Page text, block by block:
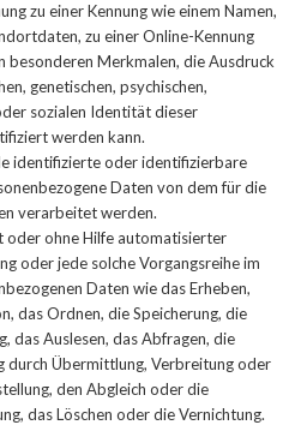
zu einer Kennung wie einem Namen,
zu einer Online-Kennung
besonderen Merkmalen, die Ausdruck
genetischen, psychischen,
sozialen Identität dieser
werden kann.
identifizierte oder identifizierbare
Daten von dem für die
verarbeitet werden.
ohne Hilfe automatisierter
oder jede solche Vorgangsreihe im
Daten wie das Erheben,
das Ordnen, die Speicherung, die
das Auslesen, das Abfragen, die
durch Übermittlung, Verbreitung oder
den Abgleich oder die
das Löschen oder die Vernichtung.